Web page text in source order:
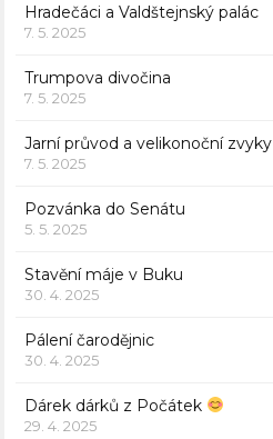
Hradečáci a Valdštejnský palác
7. 5. 2025
Trumpova divočina
7. 5. 2025
Jarní průvod a velikonoční zvyky
7. 5. 2025
Pozvánka do Senátu
5. 5. 2025
Stavění máje v Buku
30. 4. 2025
Pálení čarodějnic
30. 4. 2025
Dárek dárků z Počátek
29. 4. 2025